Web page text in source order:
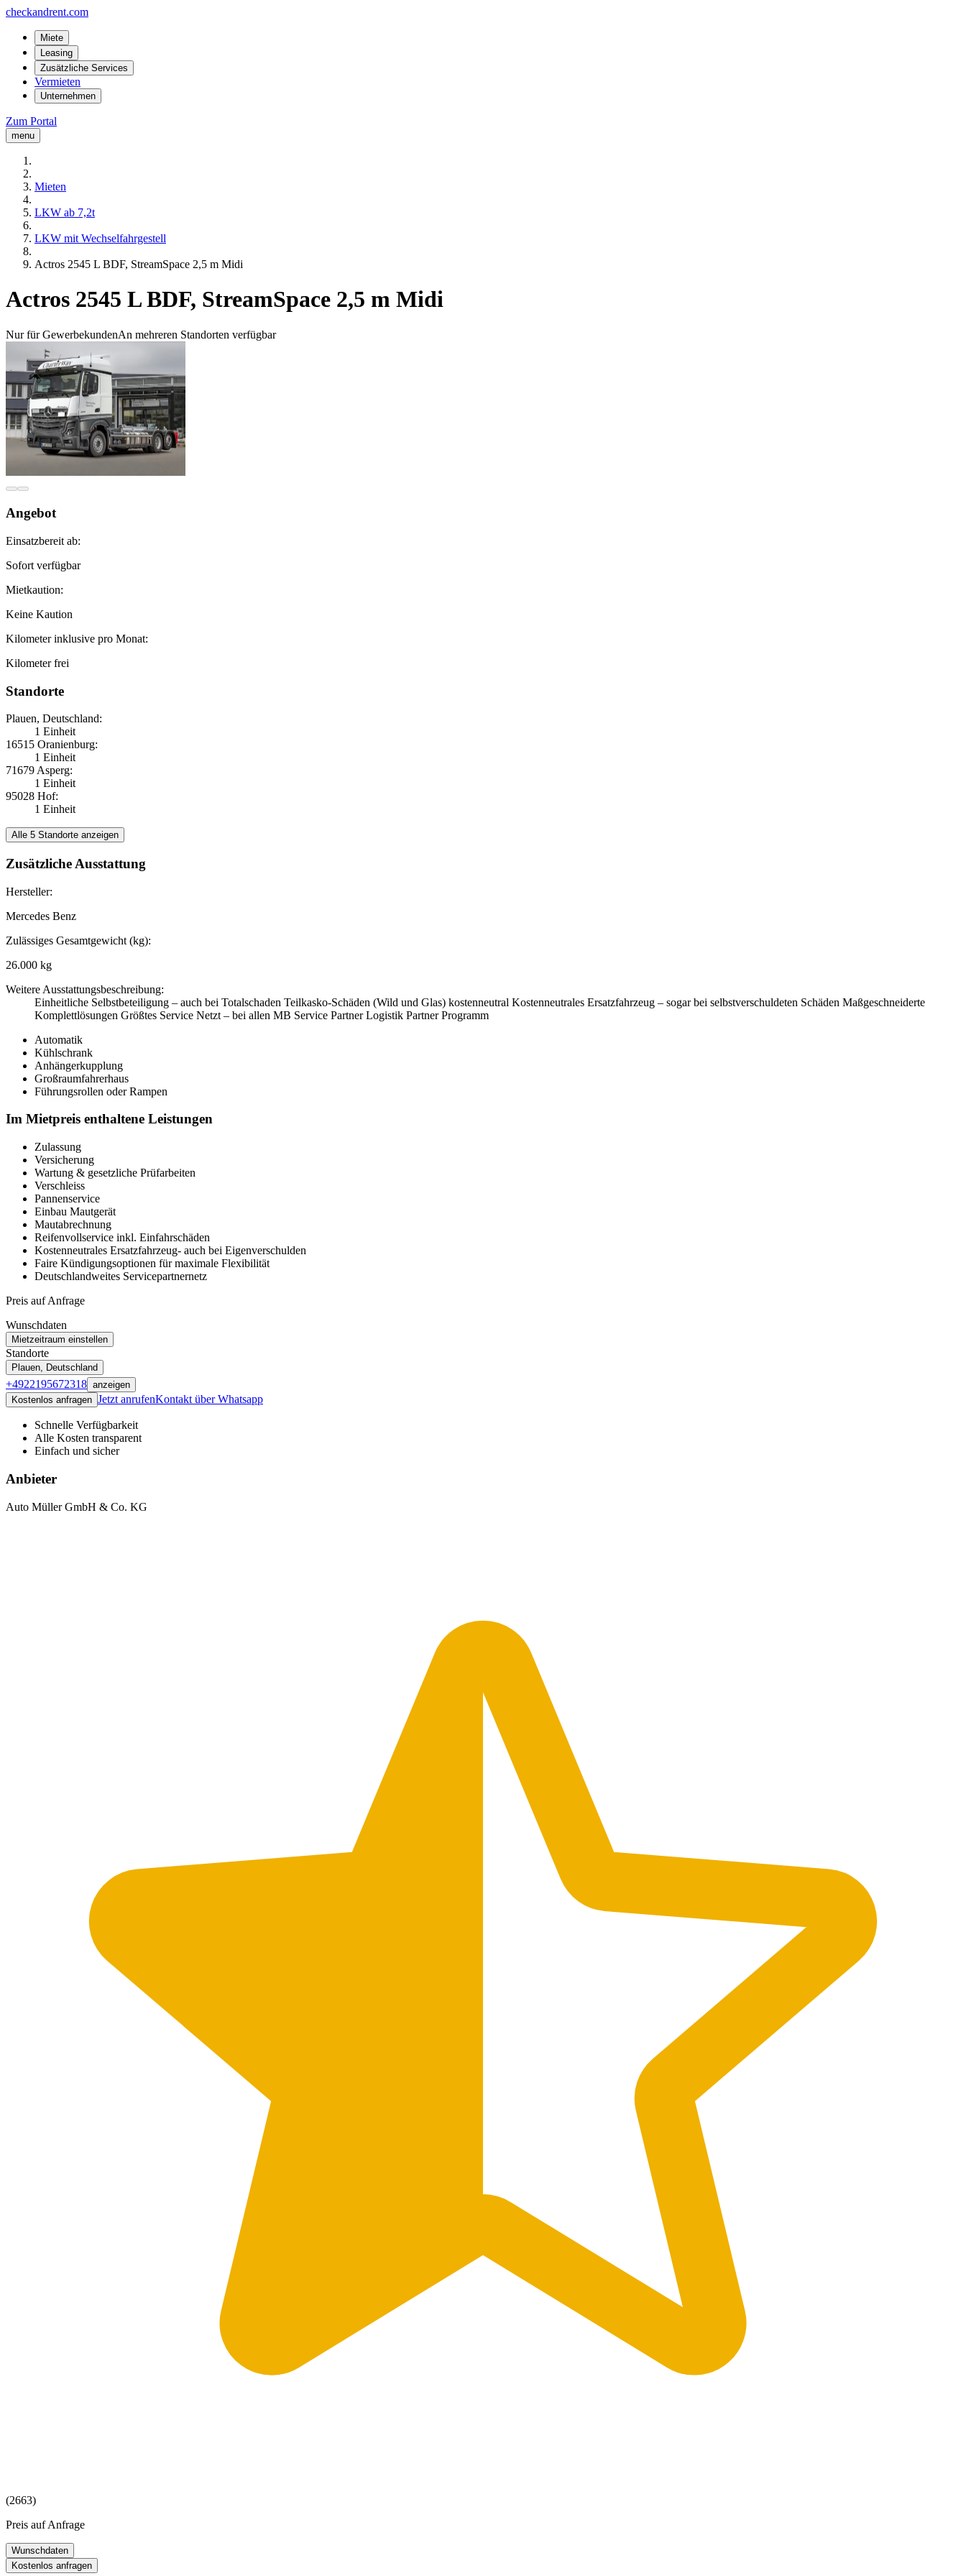
checkandrent.com
Miete
Leasing
Zusätzliche Services
Vermieten
Unternehmen
Zum Portal
menu
Mieten
LKW ab 7,2t
LKW mit Wechselfahrgestell
Actros 2545 L BDF, StreamSpace 2,5 m Midi
Actros 2545 L BDF, StreamSpace 2,5 m Midi
Nur für GewerbekundenAn mehreren Standorten verfügbar
Angebot
Einsatzbereit ab:
Sofort verfügbar
Mietkaution:
Keine Kaution
Kilometer inklusive pro Monat:
Kilometer frei
Standorte
Plauen, Deutschland:
1 Einheit
16515 Oranienburg:
1 Einheit
71679 Asperg:
1 Einheit
95028 Hof:
1 Einheit
Alle 5 Standorte anzeigen
Zusätzliche Ausstattung
Hersteller:
Mercedes Benz
Zulässiges Gesamtgewicht (kg):
26.000 kg
Weitere Ausstattungsbeschreibung:
Einheitliche Selbstbeteiligung – auch bei Totalschaden Teilkasko-Schäden (Wild und Glas) kostenneutral Kostenneutrales Ersatzfahrzeug – sogar bei selbstverschuldeten Schäden Maßgeschneiderte
Komplettlösungen Größtes Service Netzt – bei allen MB Service Partner Logistik Partner Programm
Automatik
Kühlschrank
Anhängerkupplung
Großraumfahrerhaus
Führungsrollen oder Rampen
Im Mietpreis enthaltene Leistungen
Zulassung
Versicherung
Wartung & gesetzliche Prüfarbeiten
Verschleiss
Pannenservice
Einbau Mautgerät
Mautabrechnung
Reifenvollservice inkl. Einfahrschäden
Kostenneutrales Ersatzfahrzeug- auch bei Eigenverschulden
Faire Kündigungsoptionen für maximale Flexibilität
Deutschlandweites Servicepartnernetz
Preis auf Anfrage
Wunschdaten
Mietzeitraum einstellen
Standorte
Plauen, Deutschland
+4922195672318 anzeigen
Kostenlos anfragen Jetzt anrufenKontakt überWhatsapp
Schnelle Verfügbarkeit
Alle Kosten transparent
Einfach und sicher
Anbieter
Auto Müller GmbH & Co. KG
(2663)
Preis auf Anfrage
Wunschdaten
Kostenlos anfragen